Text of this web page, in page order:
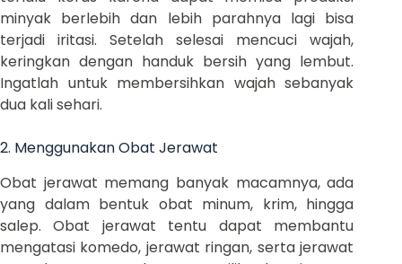
minyak berlebih dan lebih parahnya lagi bisa
terjadi iritasi. Setelah selesai mencuci wajah,
keringkan dengan handuk bersih yang lembut.
Ingatlah untuk membersihkan wajah sebanyak
dua kali sehari.
2. Menggunakan Obat Jerawat
Obat jerawat memang banyak macamnya, ada
yang dalam bentuk obat minum, krim, hingga
salep. Obat jerawat tentu dapat membantu
mengatasi komedo, jerawat ringan, serta jerawat